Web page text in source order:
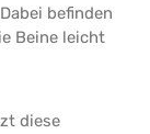
befinden
Beine leicht
diese